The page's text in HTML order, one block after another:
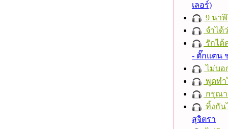
เลอร์)
9 นา
จำได้
รักได้
- ตั๊กแตน
ไม่บอ
พูดทำ
กรุณา
ทิ้งกัน
สุจิตรา